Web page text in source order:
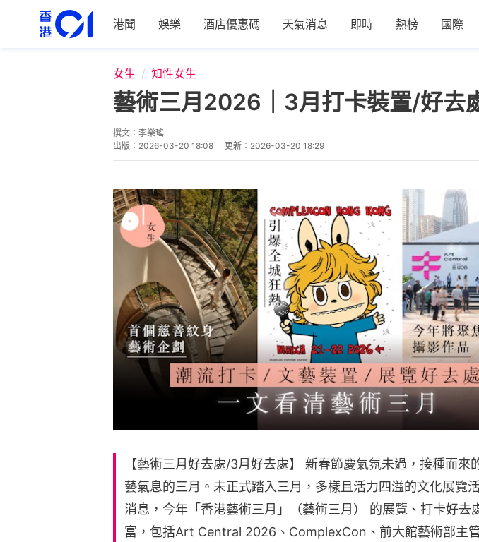
港聞 娛樂 酒店優惠碼 天氣消息 即時 熱榜 國際
女生 知性女生
藝術三月2026｜3月打卡裝置/好
撰文： 李樂瑤
出版： 2026-03-20 18:08 更新： 2026-03-20 18:29
【藝術三月好去處/3月好去處】 新春節慶氣氛未過，接種而來
藝氣息的三月。未正式踏入三月，多樣且活力四溢的文化展覽
消息，今年「香港藝術三月」（藝術三月） 的展覽、打卡好去
富，包括Art Central 2026、ComplexCon、前大館藝術部主